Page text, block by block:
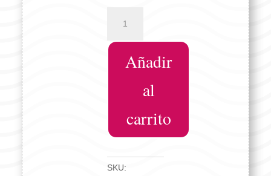
cm
Nuestro
Padre
María
Santísima
los
Añadir
al
carrito
SKU: